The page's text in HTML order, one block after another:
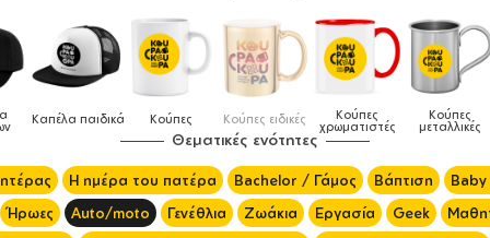
Καπέλα παιδικά Κούπες Κούπες ειδικές Κούπες
χρωματιστές
Κούπες
μεταλλικές
Θεματικές ενότητες
Η ημέρα του πατέρα Bachelor / Γάμος Βάπτιση
Ήρωες Auto/moto Γενέθλια Ζωάκια Εργασία Geek